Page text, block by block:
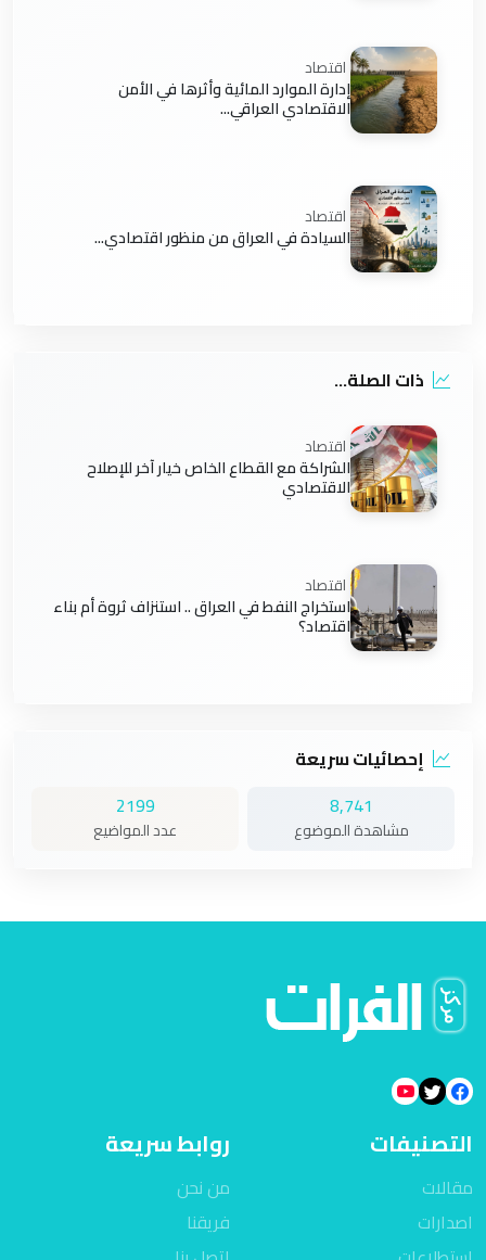
اقتصاد
إدارة الموارد المائية وأثرها في الأمن
الاقتصادي العراقي...
اقتصاد
السيادة في العراق من منظور اقتصادي...
ذات الصلة...
اقتصاد
الشراكة مع القطاع الخاص خيار آخر للإصلاح
الاقتصادي
اقتصاد
استخراج النفط في العراق .. استنزاف ثروة أم بناء
اقتصاد؟
إحصائيات سريعة
8,741
مشاهدة الموضوع
2199
عدد المواضيع
التصنيفات
مقالات
اصدارات
روابط سريعة
من نحن
فريقنا